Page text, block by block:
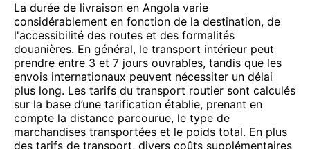
La durée de livraison en Angola varie
considérablement en fonction de la destination, de
l'accessibilité des routes et des formalités
douanières. En général, le transport intérieur peut
prendre entre 3 et 7 jours ouvrables, tandis que les
envois internationaux peuvent nécessiter un délai
plus long. Les tarifs du transport routier sont calculés
sur la base d’une tarification établie, prenant en
compte la distance parcourue, le type de
marchandises transportées et le poids total. En plus
des tarifs de transport, divers coûts supplémentaires